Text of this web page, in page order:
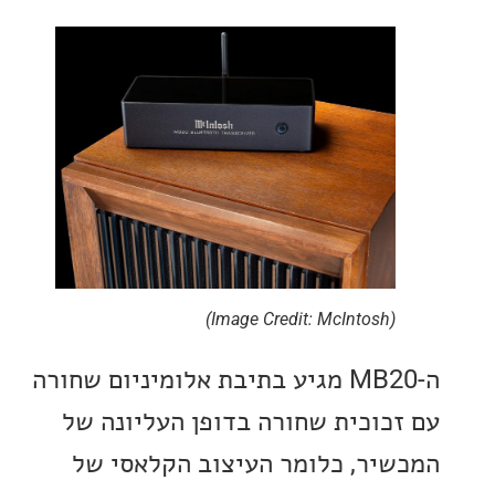
ה-MB20 מגיע בתיבת אלומיניום שחורה
שחורה בדופן העליונה של
כלומר העיצוב הקלאסי של